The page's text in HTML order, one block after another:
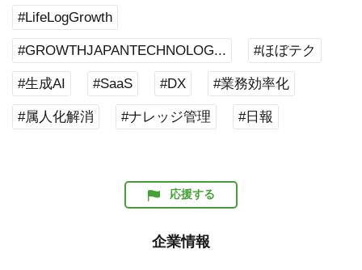
#LifeLogGrowth
#GROWTHJAPANTECHNOLOG... #ほぼテク
#生成AI #SaaS #DX #業務効率化
#属人化解消 #ナレッジ管理 #日報
応援する
企業情報